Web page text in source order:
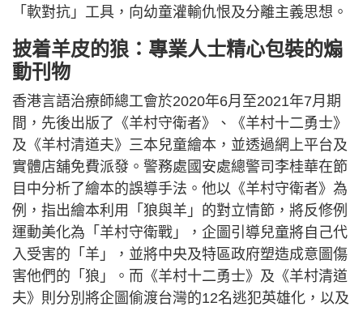
「軟對抗」工具，向幼童灌輸仇恨及分離主義思想。
披着羊皮的狼：專業人士精心包裝的煽
動刊物
香港言語治療師總工會於2020年6月至2021年7月期
間，先後出版了《羊村守衛者》、《羊村十二勇士》
及《羊村清道夫》三本兒童繪本，並透過網上平台及
實體店舖免費派發。警務處國安處總警司李桂華在節
目中分析了繪本的誤導手法。他以《羊村守衛者》為
例，指出繪本利用「狼與羊」的對立情節，將反修例
運動美化為「羊村守衛戰」，企圖引導兒童將自己代
入受害的「羊」，並將中央及特區政府塑造成意圖傷
害他們的「狼」。而《羊村十二勇士》及《羊村清道
夫》則分別將企圖偷渡台灣的12名逃犯英雄化，以及